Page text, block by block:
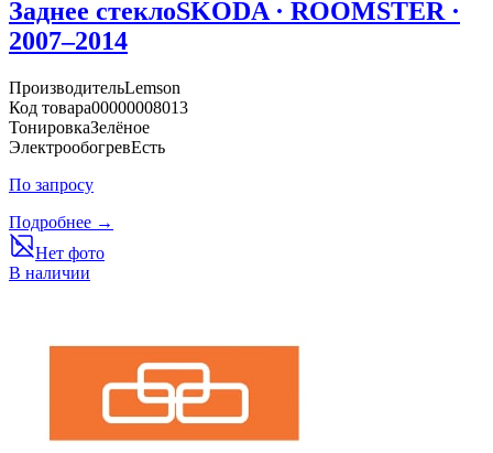
Заднее стеклоSKODA · ROOMSTER ·
2007–2014
ПроизводительLemson
Код товара00000008013
ТонировкаЗелёное
ЭлектрообогревЕсть
По запросу
Подробнее →
Нет фото
В наличии